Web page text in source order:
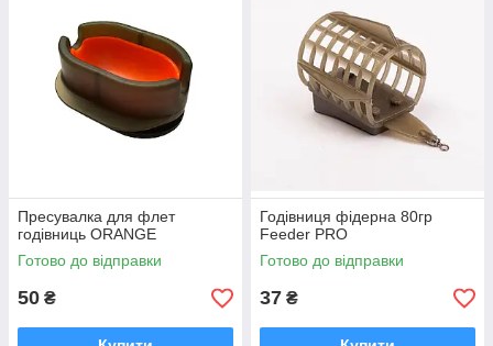
Пресувалка для флет
годівниць ORANGE
Готово до відправки
50 ₴
Годівниця фідерна 80гр
Feeder PRO
Готово до відправки
37 ₴